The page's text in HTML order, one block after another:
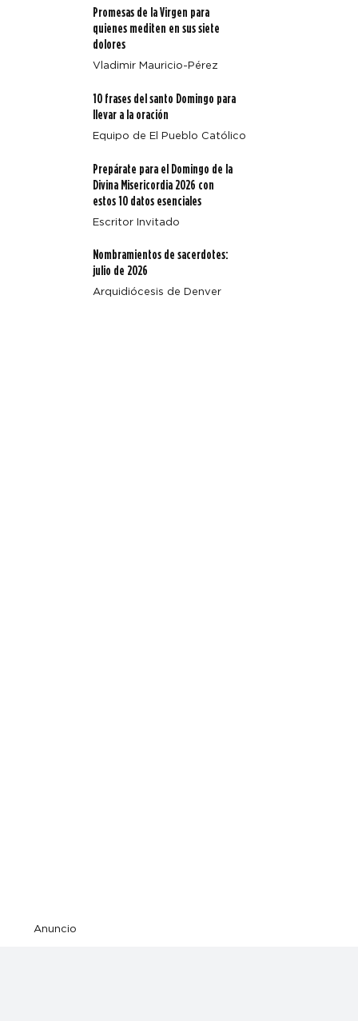
Promesas de la Virgen para
quienes mediten en sus siete
dolores
Vladimir Mauricio-Pérez
10 frases del santo Domingo para
llevar a la oración
Equipo de El Pueblo Católico
Prepárate para el Domingo de la
Divina Misericordia 2026 con
estos 10 datos esenciales
Escritor Invitado
Nombramientos de sacerdotes:
julio de 2026
Arquidiócesis de Denver
Anuncio